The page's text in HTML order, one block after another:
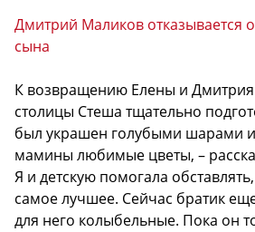
Дмитрий Маликов отказывается
сына
К возвращению Елены и
столицы Стеша тщательно
был украшен голубыми шарами
мамины любимые цветы, –
Я и детскую помогала
самое лучшее. Сейчас братик
для него колыбельные. Пока он